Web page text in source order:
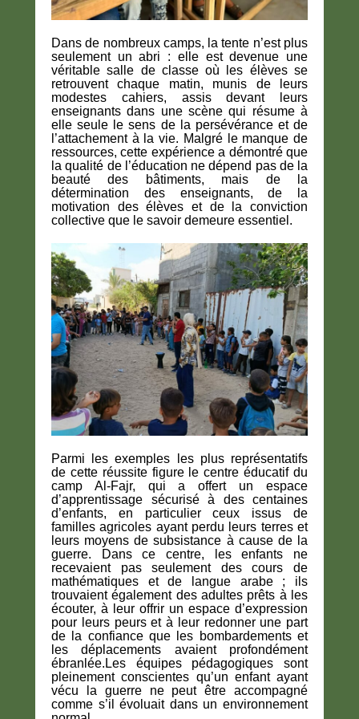
Dans de nombreux camps, la tente n’est plus
seulement un abri : elle est devenue une
véritable salle de classe où les élèves se
retrouvent chaque matin, munis de leurs
modestes cahiers, assis devant leurs
enseignants dans une scène qui résume à
elle seule le sens de la persévérance et de
l’attachement à la vie. Malgré le manque de
ressources, cette expérience a démontré que
la qualité de l’éducation ne dépend pas de la
beauté des bâtiments, mais de la
détermination des enseignants, de la
motivation des élèves et de la conviction
collective que le savoir demeure essentiel.
Parmi les exemples les plus représentatifs
de cette réussite figure le centre éducatif du
camp Al-Fajr, qui a offert un espace
d’apprentissage sécurisé à des centaines
d’enfants, en particulier ceux issus de
familles agricoles ayant perdu leurs terres et
leurs moyens de subsistance à cause de la
guerre. Dans ce centre, les enfants ne
recevaient pas seulement des cours de
mathématiques et de langue arabe ; ils
trouvaient également des adultes prêts à les
écouter, à leur offrir un espace d’expression
pour leurs peurs et à leur redonner une part
de la confiance que les bombardements et
les déplacements avaient profondément
ébranlée.Les équipes pédagogiques sont
pleinement conscientes qu’un enfant ayant
vécu la guerre ne peut être accompagné
comme s’il évoluait dans un environnement